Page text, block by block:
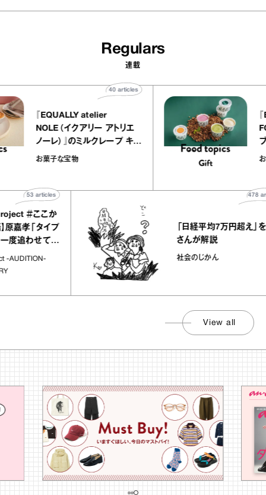
Regulars
連載
『EQUALLY atelier
NOLE（イクアリー アトリエ
ノーレ）』のミルクレープ キャ
ラメルバニーユほか｜chico
お菓子な宝物
40articles
ここか
「タイプ
わせてく
articles
「日経平均7万円超え」を堀潤
さんが解説
社会のじかん
articles
View all